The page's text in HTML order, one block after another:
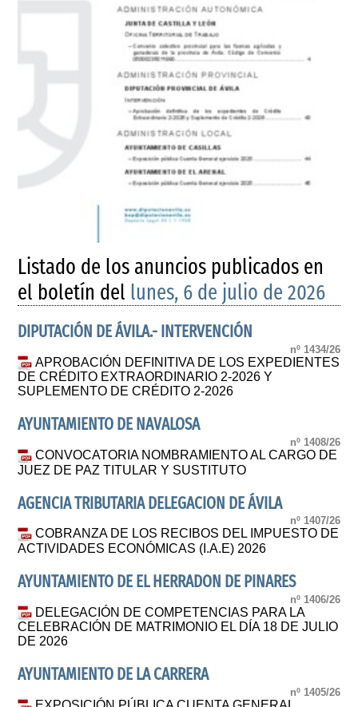
Listado de los anuncios publicados en
el boletín del lunes, 6 de julio de 2026
DIPUTACIÓN DE ÁVILA.- INTERVENCIÓN
nº 1434/26
APROBACIÓN DEFINITIVA DE LOS EXPEDIENTES
DE CRÉDITO EXTRAORDINARIO 2-2026 Y
SUPLEMENTO DE CRÉDITO 2-2026
AYUNTAMIENTO DE NAVALOSA
nº 1408/26
CONVOCATORIA NOMBRAMIENTO AL CARGO DE
JUEZ DE PAZ TITULAR Y SUSTITUTO
AGENCIA TRIBUTARIA DELEGACION DE ÁVILA
nº 1407/26
COBRANZA DE LOS RECIBOS DEL IMPUESTO DE
ACTIVIDADES ECONÓMICAS (I.A.E) 2026
AYUNTAMIENTO DE EL HERRADON DE PINARES
nº 1406/26
DELEGACIÓN DE COMPETENCIAS PARA LA
CELEBRACIÓN DE MATRIMONIO EL DÍA 18 DE JULIO
DE 2026
AYUNTAMIENTO DE LA CARRERA
nº 1405/26